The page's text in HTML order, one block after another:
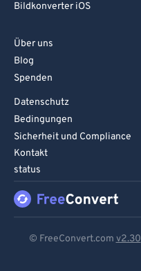
Bildkonverter iOS
Über uns
Blog
Spenden
Datenschutz
Bedingungen
Sicherheit und Compliance
Kontakt
status
© FreeConvert.com v2.30